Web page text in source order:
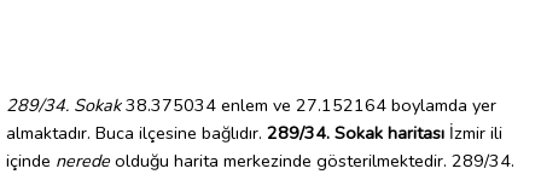
289/34. Sokak38.375034 enlem ve 27.152164 boylamda yer
almaktadır. Buca ilçesine bağlıdır. 289/34. Sokak haritası İzmir ili
içinde nerede olduğu harita merkezinde gösterilmektedir. 289/34.